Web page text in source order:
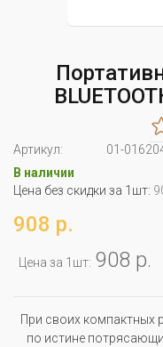
Артикул:
01-
В наличии
Цена без скидки за 1шт:
908 р.
Цена за 1шт: 908 р.
При своих компактных
по истине